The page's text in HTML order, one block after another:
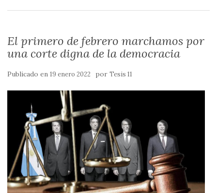
El primero de febrero marchamos por
una corte digna de la democracia
Publicado en 19 enero 2022 por Tesis 11